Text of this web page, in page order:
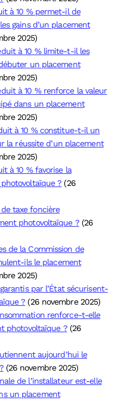
à 10 % permet-il de
gains d’un placement
2025)
à 10 % limite-t-il les
un placement
2025)
à 10 % renforce la valeur
dans un placement
2025)
à 10 % constitue-t-il un
la réussite d’un placement
2025)
à 10 % favorise la
? (26
taxe foncière
photovoltaïque ? (26
de la Commission de
ils le placement
2025)
par l’État sécurisent-
? (26 novembre 2025)
renforce-t-elle
photovoltaïque ? (26
aujourd’hui le
(26 novembre 2025)
de l’installateur est-elle
un placement